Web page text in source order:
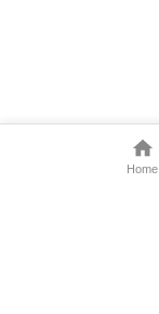
Home